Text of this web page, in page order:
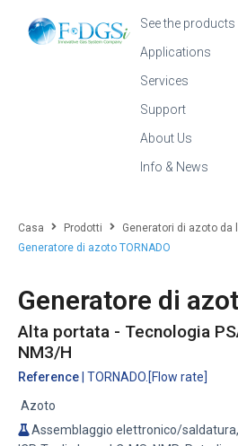
See the products
Applications
Services
Support
About Us
Info & News
Casa Prodotti
Generatori di azoto da
Generatore di azoto TORNADO
Generatore di
Alta portata - Tecnologia
NM3/H
Reference | TORNADO.[Flow rate]
Azoto
Assemblaggio elettronico/